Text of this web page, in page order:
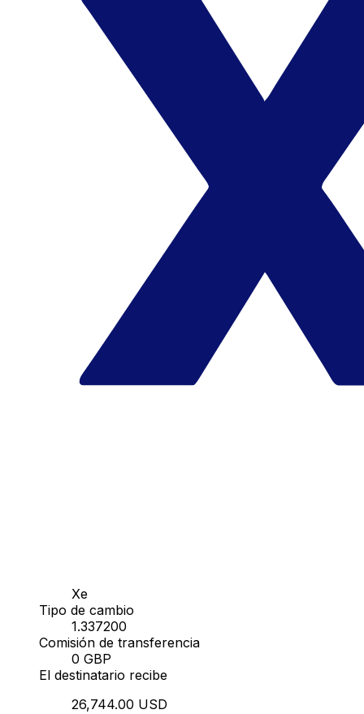
Xe
Tipo de cambio
1.337200
Comisión de transferencia
0 GBP
El destinatario recibe
26,744.00 USD